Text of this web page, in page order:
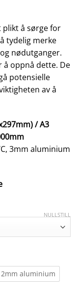
plikt å sørge for
tydelig merke
nødutganger.
oppnå dette. De
potensielle
av å
/ A3
3mm aluminium
2mm aluminium
NULLSTILL